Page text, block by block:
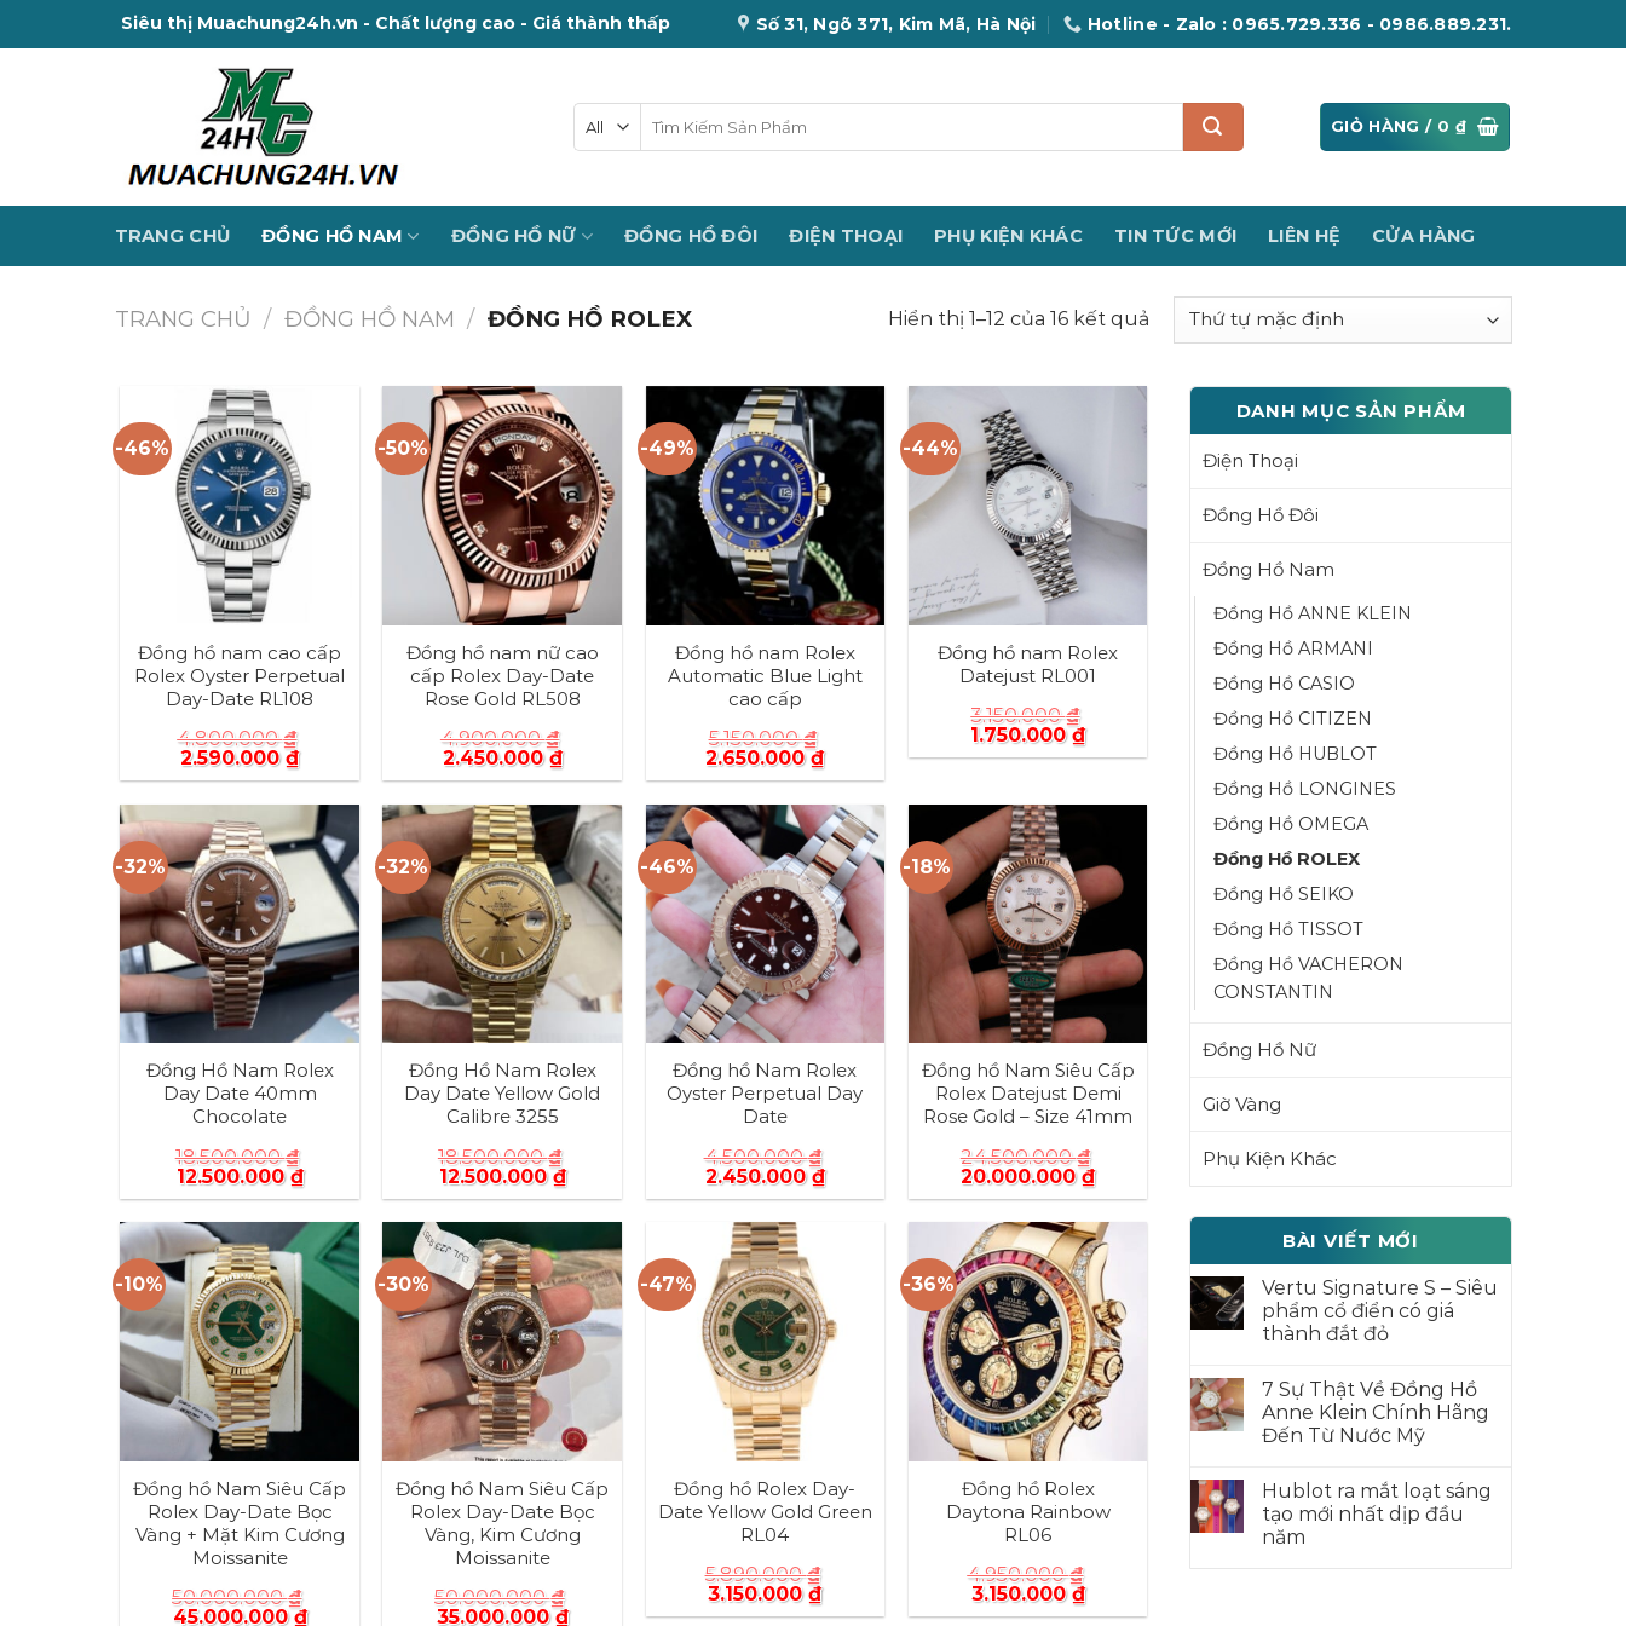
to
Siêu thị Muachung24h.vn - Chất lượng cao - Giá thành thấp Số 31, Ngõ 371, Kim Mã, Hà Nội Hotline - Zalo : 0965.729.336 - 0986.889.231.
kiếm:
GIỎ HÀNG / 0 ₫
TRANG CHỦ ĐỒNG HỒ NAM ĐỒNG HỒ NỮ ĐỒNG HỒ ĐÔI ĐIỆN THOẠI PHỤ KIỆN KHÁC TIN TỨC MỚI LIÊN HỆ CỬA HÀNG
TRANG CHỦ / ĐỒNG HỒ NAM / ĐỒNG HỒ ROLEX Hiển thị 1–12 của 16 kết quả
-46%
Đồng hồ nam cao cấp
Rolex Oyster Perpetual
Day-Date RL108
4.800.000₫
2.590.000₫
-50%
Đồng hồ nam nữ cao
cấp Rolex Day-Date
Rose Gold RL508
4.900.000₫
2.450.000₫
-49%
Đồng hồ nam Rolex
Automatic Blue Light
cao cấp
5.150.000₫
2.650.000₫
-44%
Đồng hồ nam Rolex
Datejust RL001
3.150.000₫
1.750.000₫
-32%
Đồng Hồ Nam Rolex
Day Date 40mm
Chocolate
18.500.000₫
12.500.000₫
-32%
Đồng Hồ Nam Rolex
Day Date Yellow Gold
Calibre 3255
18.500.000₫
12.500.000₫
-46%
Đồng hồ Nam Rolex
Oyster Perpetual Day
Date
4.500.000₫
2.450.000₫
-18%
Đồng hồ Nam Siêu Cấp
Rolex Datejust Demi
Rose Gold – Size 41mm
24.500.000₫
20.000.000₫
-10%
Đồng hồ Nam Siêu Cấp
Rolex Day-Date Bọc
Vàng + Mặt Kim Cương
Moissanite
50.000.000₫
45.000.000₫
-30%
Đồng hồ Nam Siêu Cấp
Rolex Day-Date Bọc
Vàng, Kim Cương
Moissanite
50.000.000₫
35.000.000₫
-47%
Đồng hồ Rolex Day-
Date Yellow Gold Green
RL04
5.890.000₫
3.150.000₫
-36%
Đồng hồ Rolex
Daytona Rainbow
RL06
4.950.000₫
3.150.000₫
DANH MỤC SẢN PHẨM
Điện Thoại
Đồng Hồ Đôi
Đồng Hồ Nam
Đồng Hồ ANNE KLEIN
Đồng Hồ ARMANI
Đồng Hồ CASIO
Đồng Hồ CITIZEN
Đồng Hồ HUBLOT
Đồng Hồ LONGINES
Đồng Hồ OMEGA
Đồng Hồ ROLEX
Đồng Hồ SEIKO
Đồng Hồ TISSOT
Đồng Hồ VACHERON
CONSTANTIN
Đồng Hồ Nữ
Giờ Vàng
Phụ Kiện Khác
BÀI VIẾT MỚI
Vertu Signature S – Siêu
phẩm cổ điển có giá
thành đắt đỏ
7 Sự Thật Về Đồng Hồ
Anne Klein Chính Hãng
Đến Từ Nước Mỹ
Hublot ra mắt loạt sáng
tạo mới nhất dịp đầu
năm